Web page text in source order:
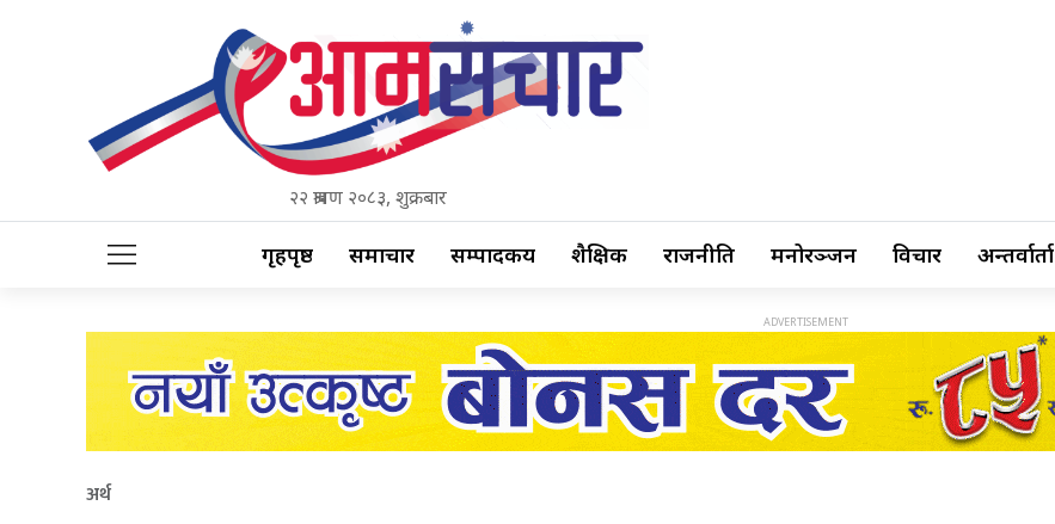
२२ श्रावण २०८३, शुक्रबार
गृहपृष्ठ समाचार सम्पादकीय शैक्षिक राजनीति मनोरञ्जन विचार अन्तर्वार्ता
अर्थ